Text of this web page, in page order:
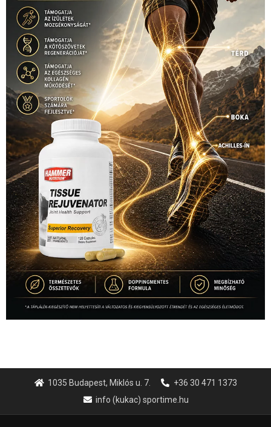
1035 Budapest, Miklós u. 7.
+36 30 471 1373
info (kukac) sportime.hu